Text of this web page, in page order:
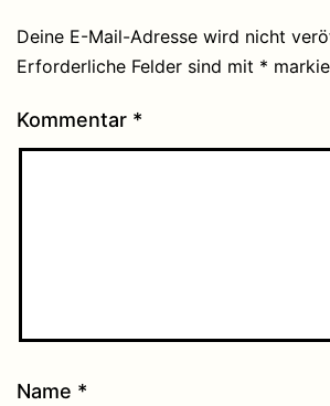
Deine E-Mail-Adresse wird nicht
Erforderliche Felder sind mit *
Kommentar *
Name *